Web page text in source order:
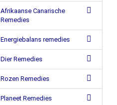
Afrikaanse Canarische
Remedies
Energiebalans remedies
Dier Remedies
Rozen Remedies
Planeet Remedies